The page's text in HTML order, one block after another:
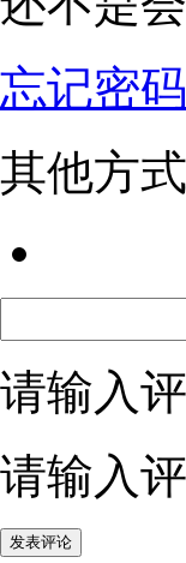
忘记密码
其他方式
请输入
请输入